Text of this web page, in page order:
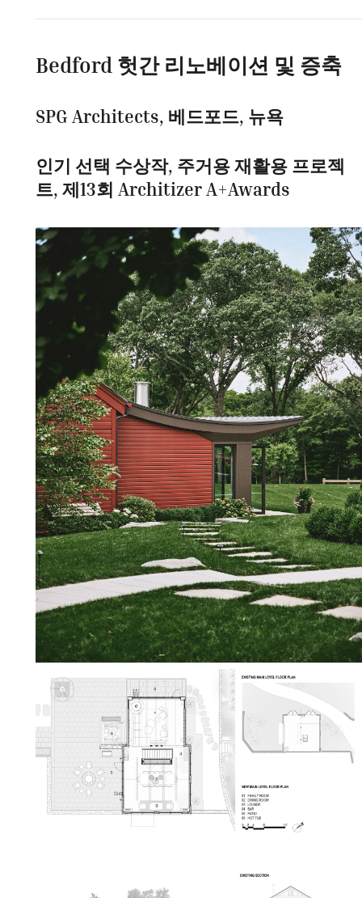
Bedford 헛간 리노베이션 및 증축
SPG Architects, 베드포드, 뉴욕
인기 선택 수상작, 주거용 재활용 프로젝
트, 제13회 Architizer A+Awards